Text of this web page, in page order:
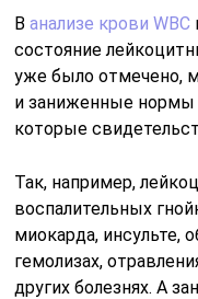
Ванализе крови WBC
состояние
уже было отмечено,
и заниженные нормы
которые
Так, например,
воспалительных
миокарда, инсульте,
гемолизах,
других болезнях. А